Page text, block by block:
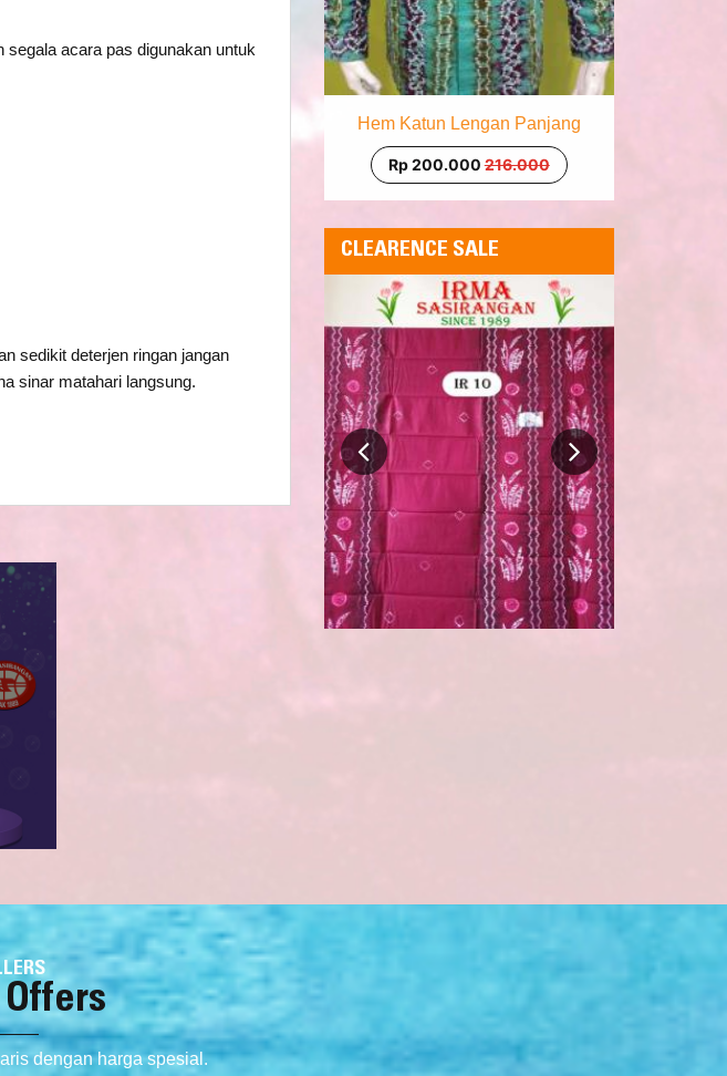
segala acara pas digunakan untuk
sedikit deterjen ringan jangan
sinar matahari langsung.
Hem Katun Lengan Panjang
Rp 200.000216.000
BELI SEKARANG
Hem Katun Lengan Panjang
Rp 200.000216.000
CLEARENCE SALE
dengan harga spesial.